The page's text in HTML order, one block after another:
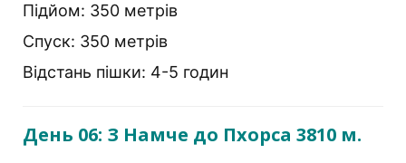
Підйом: 350 метрів
Спуск: 350 метрів
Відстань пішки: 4-5 годин
День 06: З Намче до Пхорса 3810 м.